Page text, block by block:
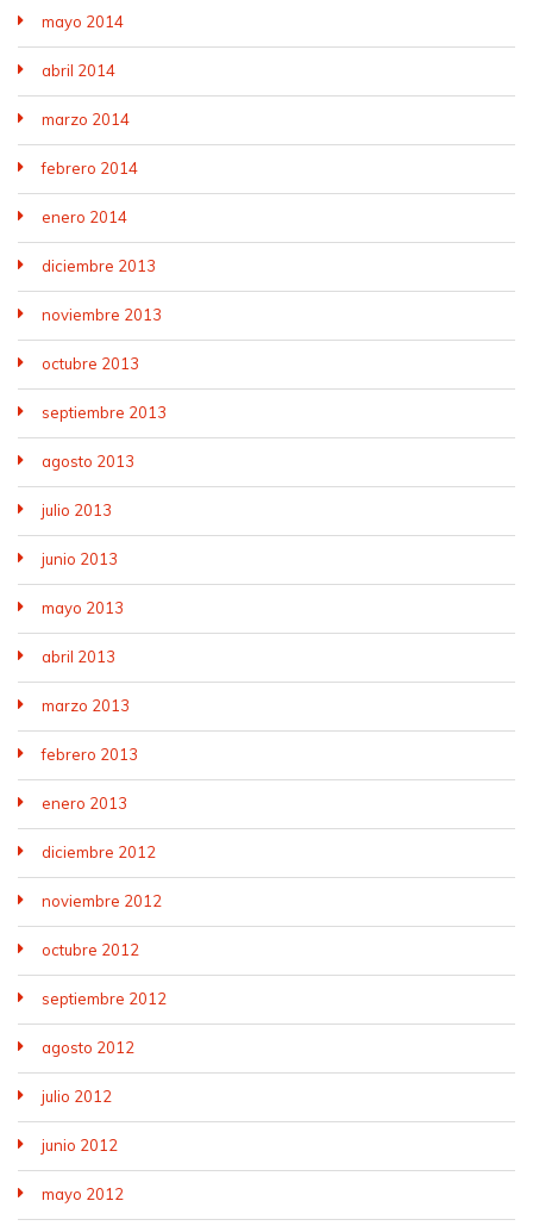
mayo 2014
abril 2014
marzo 2014
febrero 2014
enero 2014
diciembre 2013
noviembre 2013
octubre 2013
septiembre 2013
agosto 2013
julio 2013
junio 2013
mayo 2013
abril 2013
marzo 2013
febrero 2013
enero 2013
diciembre 2012
noviembre 2012
octubre 2012
septiembre 2012
agosto 2012
julio 2012
junio 2012
mayo 2012